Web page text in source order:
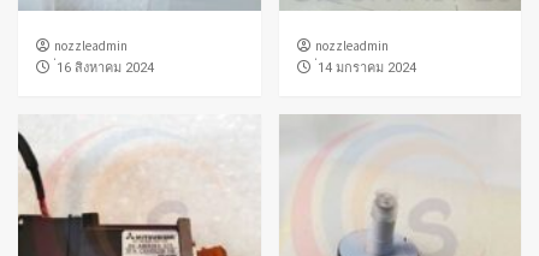
nozzleadmin
่16 สิงหาคม 2024
nozzleadmin
่14 มกราคม 2024